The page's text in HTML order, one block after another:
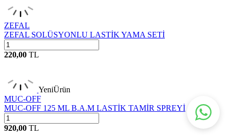
ZEFAL
ZEFAL SOLÜSYONLU LASTİK YAMA SETİ
220,00 TL
YeniÜrün
MUC-OFF
MUC-OFF 125 ML B.A.M LASTİK TAMİR SPREYİ
920,00 TL